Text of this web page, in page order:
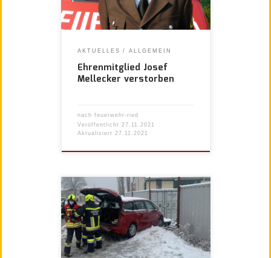
AKTUELLES ALLGEMEIN
Ehrenmitglied Josef
Mellecker verstorben
nach feuerwehr-ried
Veröffentlicht
27.11.2021
Aktualisiert 27.11.2021